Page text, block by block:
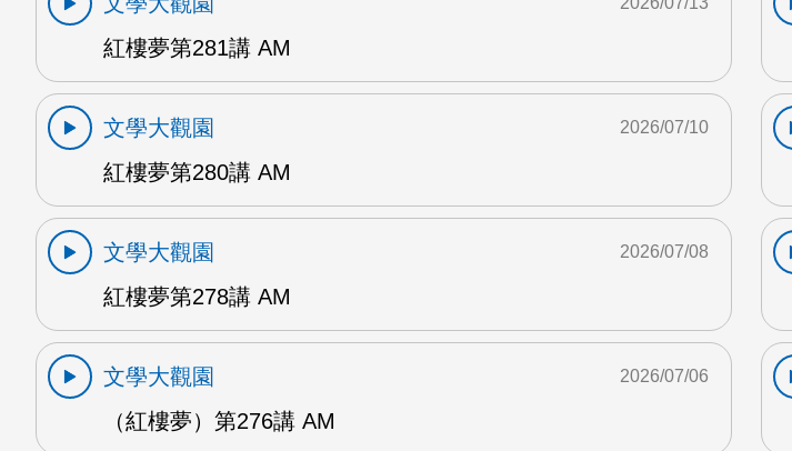
紅樓夢第281講 AM
文學大觀園
紅樓夢第280講 AM
2026/07/10
文學大觀園
紅樓夢第278講 AM
2026/07/08
文學大觀園
（紅樓夢）第276講 AM
2026/07/06